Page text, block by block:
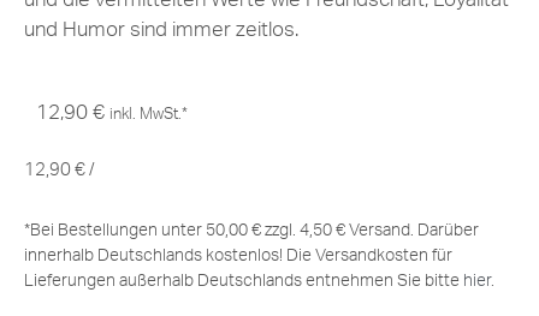
und Humor sind immer zeitlos.
12,90 € inkl. MwSt.*
12,90 € /
*Bei Bestellungen unter 50,00 € zzgl. 4,50 € Versand. Darüber
innerhalb Deutschlands kostenlos! Die Versandkosten für
Lieferungen außerhalb Deutschlands entnehmen Sie bitte hier.